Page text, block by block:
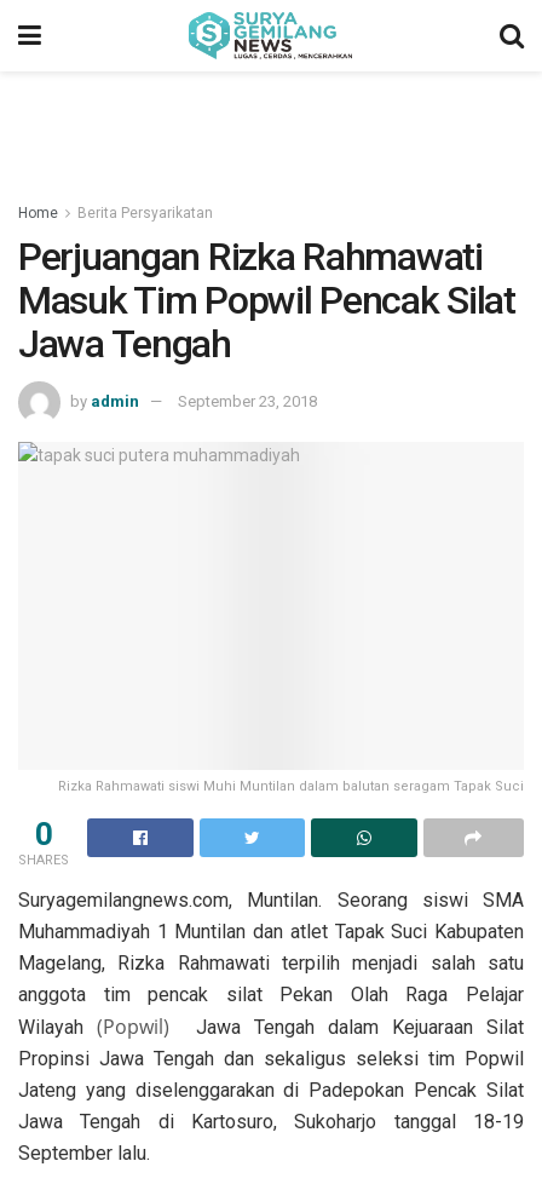
Home Berita Persyarikatan
Perjuangan Rizka Rahmawati
Masuk Tim Popwil Pencak Silat
Jawa Tengah
by admin September 23, 2018
Rizka Rahmawati siswi Muhi Muntilan dalam balutan seragam Tapak Suci
0
SHARES
Suryagemilangnews.com, Muntilan. Seorang siswi SMA
Muhammadiyah 1 Muntilan dan atlet Tapak Suci Kabupaten
Magelang, Rizka Rahmawati terpilih menjadi salah satu
anggota tim pencak silat Pekan Olah Raga Pelajar
Wilayah (Popwil)
Jawa Tengah dalam Kejuaraan Silat
Propinsi Jawa Tengah dan sekaligus seleksi tim Popwil
Jateng yang diselenggarakan di Padepokan Pencak Silat
Jawa Tengah di Kartosuro, Sukoharjo tanggal 18-19
September lalu.